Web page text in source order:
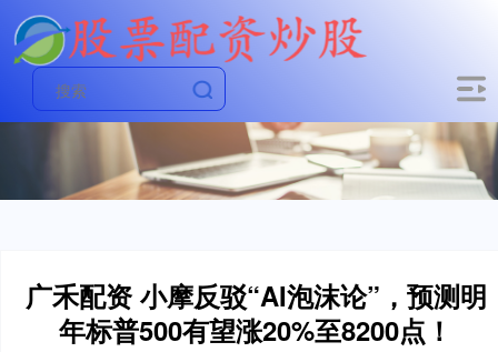
广禾配资 小摩反驳“AI泡沫论”，预测明
年标普500有望涨20%至8200点！